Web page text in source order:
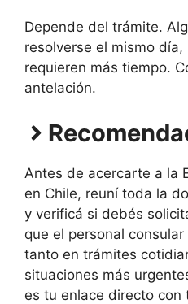
Depende del trámite.
resolverse el mismo
requieren más tiempo.
antelación.
Antes de acercarte a la
en Chile, reuní toda la
y verificá si debés
que el personal
tanto en trámites
situaciones más
es tu enlace directo con